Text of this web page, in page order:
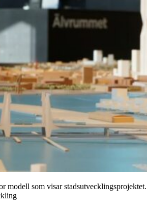
modell som visar stadsutvecklingsprojektet.